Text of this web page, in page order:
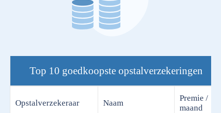
Top 10 goedkoopste opstalverzekeringen
Opstalverzekeraar Naam
Premie /
maand